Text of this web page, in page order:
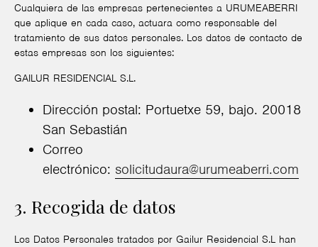
Cualquiera de las empresas pertenecientes a URUMEABERRI
que aplique en cada caso, actuara como responsable del
tratamiento de sus datos personales. Los datos de contacto de
estas empresas son los siguientes:
GAILUR RESIDENCIAL S.L.
Dirección postal: Portuetxe 59, bajo. 20018
San Sebastián
Correo
electrónico: solicitudaura@urumeaberri.com
3. Recogida de datos
Los Datos Personales tratados por Gailur Residencial S.L han